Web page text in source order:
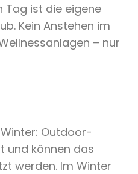
Tag ist die eigene
Kein Anstehen im
– nur
Outdoor-
und können das
werden. Im Winter